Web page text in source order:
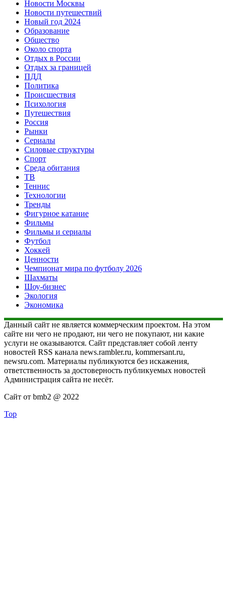
Новости Москвы
Новости путешествий
Новый год 2024
Образование
Общество
Около спорта
Отдых в России
Отдых за границей
ПДД
Политика
Происшествия
Психология
Путешествия
Россия
Рынки
Сериалы
Силовые структуры
Спорт
Среда обитания
ТВ
Теннис
Технологии
Тренды
Фигурное катание
Фильмы
Фильмы и сериалы
Футбол
Хоккей
Ценности
Чемпионат мира по футболу 2026
Шахматы
Шоу-бизнес
Экология
Экономика
Данный сайт не является коммерческим проектом. На этом
сайте ни чего не продают, ни чего не покупают, ни какие
услуги не оказываются. Сайт представляет собой ленту
новостей RSS канала news.rambler.ru, kommersant.ru,
newsru.com. Материалы публикуются без искажения,
ответственность за достоверность публикуемых новостей
Администрация сайта не несёт.
Сайт от bmb2 @ 2022
Top